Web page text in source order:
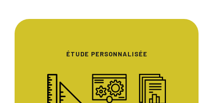
ÉTUDE PERSONNALISÉE